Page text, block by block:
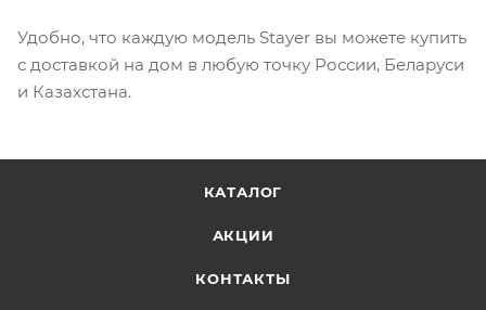
Удобно, что каждую модель Stayer вы можете купить
с доставкой на дом в любую точку России, Беларуси
и Казахстана.
КАТАЛОГ
АКЦИИ
КОНТАКТЫ